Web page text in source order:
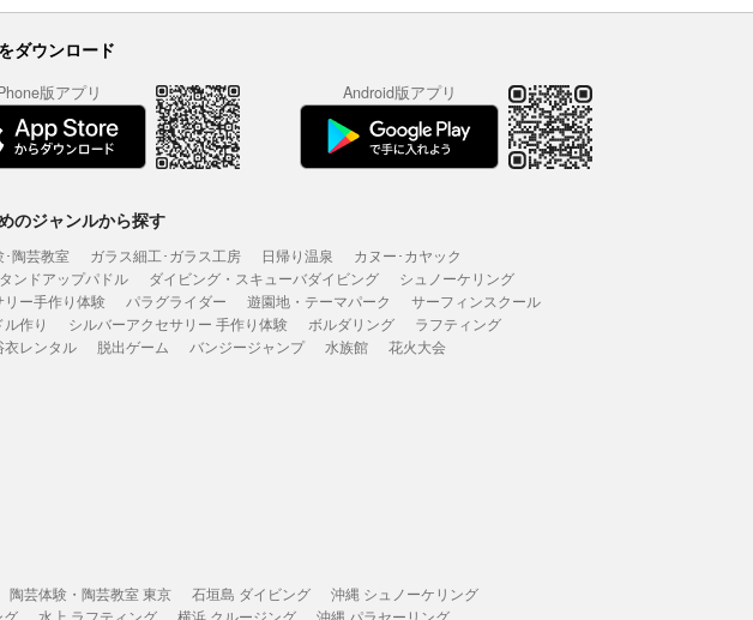
ダウンロード
版アプリ Android版アプリ
のジャンルから探す
陶芸教室 ガラス細工･ガラス工房 日帰り温泉
カヌー･カヤック
ンドアップパドル
ダイビング・スキューバダイビング
シュノーケリング
リー手作り体験
パラグライダー 遊園地・テーマパーク
サーフィンスクール
作り
シルバーアクセサリー 手作り体験 ボルダリング
ラフティング
衣レンタル
脱出ゲーム バンジージャンプ 水族館 花火大会
陶芸体験・陶芸教室 東京 石垣島 ダイビング
沖縄 シュノーケリング
グ 水上 ラフティング 横浜 クルージング 沖縄 パラセーリング